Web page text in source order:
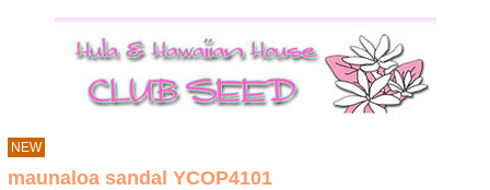
NEW
maunaloa sandal YCOP4101